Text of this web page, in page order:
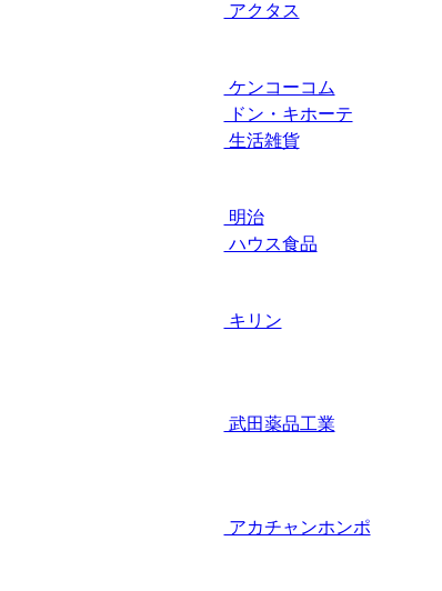
アクタス
ケンコーコム
ドン・キホーテ
生活雑貨
明治
ハウス食品
キリン
武田薬品工業
アカチャンホンポ